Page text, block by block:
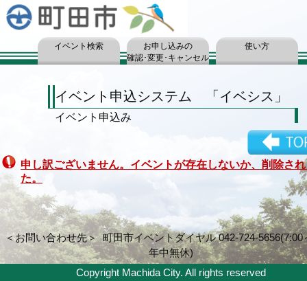
イベント検索
お申し込みの
確認･変更･キャンセル
使い方
イベント申込システム 「イベシス」
イベント 申込み
申し訳ございません。イベントが存在しないか、削除さ
た。
＜お問い合わせ先＞町田市イベントダイヤル 042-724-5656(7:00
年中無休)
Copyright Machida City. All rights reserved